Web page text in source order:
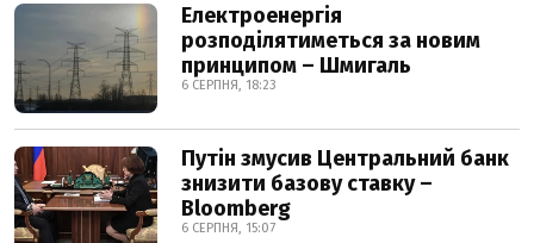
Електроенергія
розподілятиметься за новим
принципом – Шмигаль
6 СЕРПНЯ, 18:23
Путін змусив Центральний банк
знизити базову ставку –
Bloomberg
6 СЕРПНЯ, 15:07